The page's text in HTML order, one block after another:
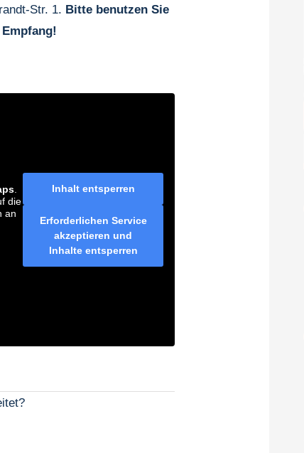
Str. 1. Bitte benutzen Sie
die
an
Inhalt entsperren
Erforderlichen Service
akzeptieren und
Inhalte entsperren